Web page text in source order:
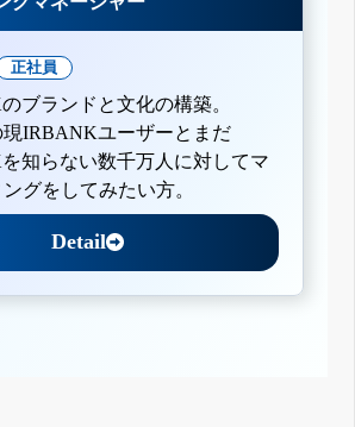
正社員
ブランドと文化の構築。
現IRBANKユーザーとまだ
知らない数千万人に対してマ
グをしてみたい方。
Detail